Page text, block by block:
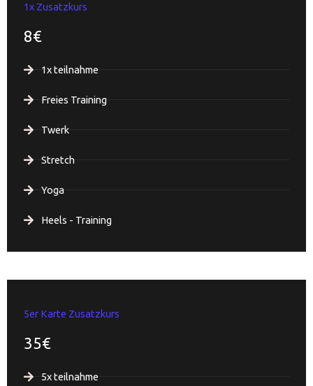
1x Zusatzkurs
8€
1x teilnahme
Freies Training
Twerk
Stretch
Yoga
Heels - Training
5er Karte Zusatzkurs
35€
5x teilnahme